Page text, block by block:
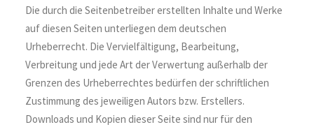
Die durch die Seitenbetreiber erstellten Inhalte und Werke
auf diesen Seiten unterliegen dem deutschen
Urheberrecht. Die Vervielfältigung, Bearbeitung,
Verbreitung und jede Art der Verwertung außerhalb der
Grenzen des Urheberrechtes bedürfen der schriftlichen
Zustimmung des jeweiligen Autors bzw. Erstellers.
Downloads und Kopien dieser Seite sind nur für den